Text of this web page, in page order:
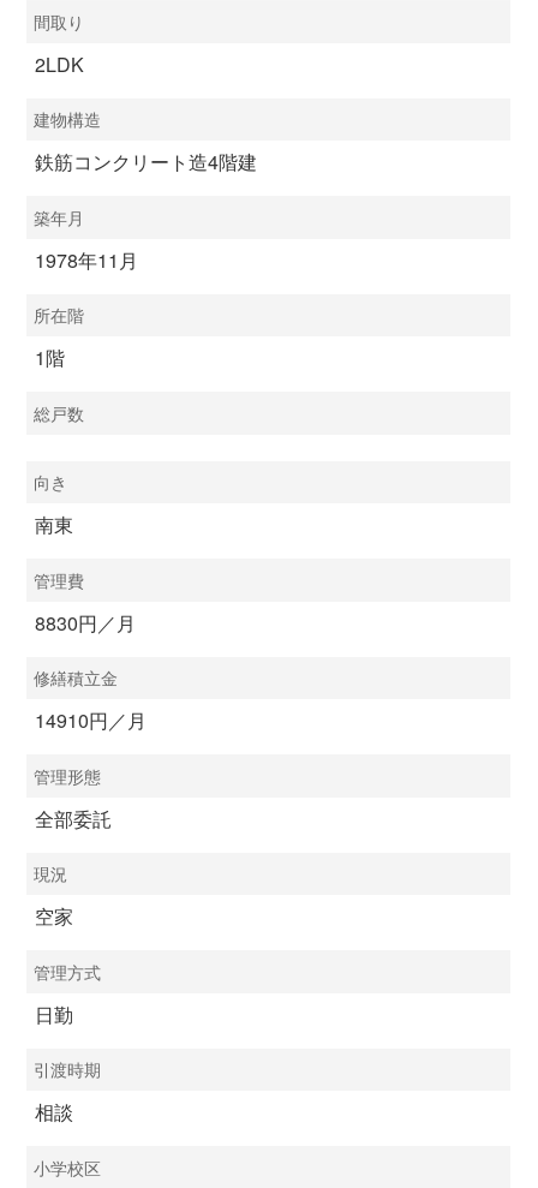
間取り
2LDK
建物構造
鉄筋コンクリート造4階建
築年月
1978年11月
所在階
1階
総戸数
向き
南東
管理費
8830円／月
修繕積立金
14910円／月
管理形態
全部委託
現況
空家
管理方式
日勤
引渡時期
相談
小学校区